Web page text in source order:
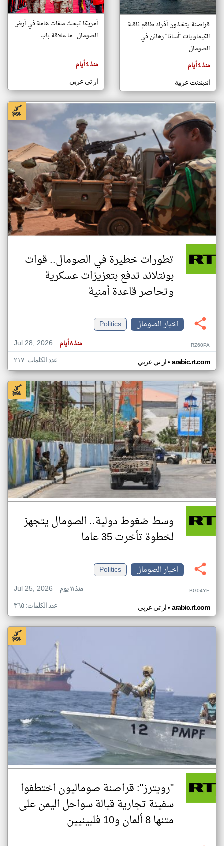
تغيير الدولة
اخبار الصومال على مدار الساعة
أهم اخبار الصومال العاجلة والمباشرة
المقالات
هنا عن
وجهة
كاتبيها.
قراصنة يتخذون أفراد طاقم ناقلة
الكيماويات "أسانا" رهائن في
الصومال
منذ ٤ أيام
اندبندنت عربية
أمريكا تبحث ملفات هامة في أرض
الصومال.. ما علاقة باب ...
منذ ٤ أيام
ار تي عربي
تطورات خطيرة في الصومال.. قوات
بونتلاند تدفع بتعزيزات عسكرية
وتحاصر قاعدة أمنية
اخبار الصومال
Politics
Jul 28, 2026
منذ ٨ أيام RZ60PA
ار تي عربي• arabic.rt.com عدد الكلمات: ٢١٧
وسط ضغوط دولية.. الصومال يتجهز
لخطوة تأخرت 35 عاما
اخبار الصومال
Politics
Jul 25, 2026
منذ ١١ يوم BG04YE
ار تي عربي• arabic.rt.com عدد الكلمات: ٣٦٥
"رويترز": قراصنة صوماليون اختطفوا
سفينة تجارية قبالة سواحل اليمن على
متنها 8 ألمان و10 فلبينيين
klyoum.com